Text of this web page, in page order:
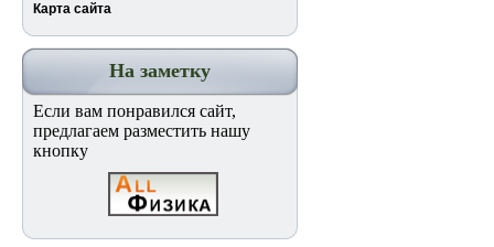
Карта сайта
На заметку
Если вам понравился сайт,
предлагаем разместить нашу
кнопку